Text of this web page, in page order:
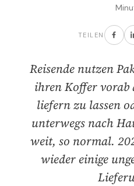
TEILEN
Reisende nutzen
ihren Koffer
liefern zu lassen
unterwegs nach
weit, so normal.
wieder einige